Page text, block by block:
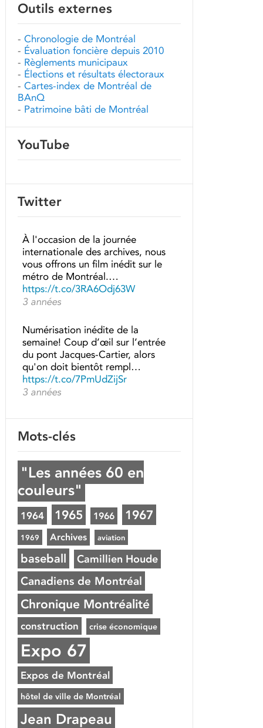
Outils externes
- Chronologie de Montréal
- Évaluation foncière depuis 2010
- Règlements municipaux
- Élections et résultats électoraux
- Cartes-index de Montréal de
BAnQ
- Patrimoine bâti de Montréal
YouTube
Twitter
À l'occasion de la journée
internationale des archives, nous
vous offrons un film inédit sur le
métro de Montréal.…
https://t.co/3RA6Odj63W
3 années
Numérisation inédite de la
semaine! Coup d’œil sur l’entrée
du pont Jacques-Cartier, alors
qu'on doit bientôt rempl…
https://t.co/7PmUdZijSr
3 années
Mots-clés
"Les années 60 en
couleurs"
1964 1965 1966 1967
1969 Archives aviation
baseball Camillien Houde
Canadiens de Montréal
Chronique Montréalité
construction crise économique
Expo 67
Expos de Montréal
hôtel de ville de Montréal
Jean Drapeau